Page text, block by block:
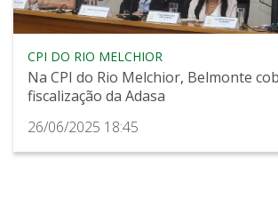
CPI DO RIO MELCHIOR
Na CPI do Rio Melchior, Belmonte
fiscalização da Adasa
26/06/2025 18:45